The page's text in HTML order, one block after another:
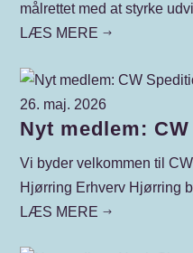
målrettet med at styrke
LÆS MERE $
26. maj. 2026
Nyt medlem:
Vi byder velkommen til
Hjørring Erhverv Hjørring
LÆS MERE $